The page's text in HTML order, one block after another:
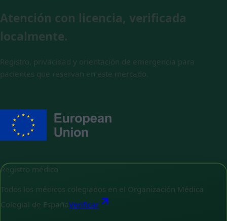
Atención con licencia, verificada
localmente.
Registro, privacidad y orientación de emergencia para
pacientes que reservan en este mercado.
Registro médico
Todos los médicos colegiados en el Organización Médica
Colegial de EspañaVerificar